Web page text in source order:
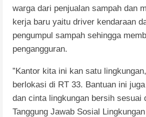
warga dari penjualan sampah dan
kerja baru yaitu driver kendaraan
pengumpul sampah sehingga
pengangguran.
”Kantor kita ini kan satu
berlokasi di RT 33. Bantuan ini
dan cinta lingkungan bersih sesuai
Tanggung Jawab Sosial